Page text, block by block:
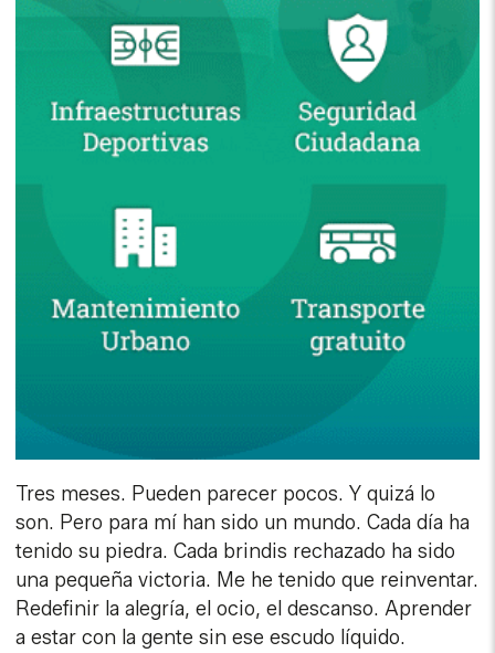
Tres meses. Pueden parecer pocos. Y quizá lo
son. Pero para mí han sido un mundo. Cada día ha
tenido su piedra. Cada brindis rechazado ha sido
una pequeña victoria. Me he tenido que reinventar.
Redefinir la alegría, el ocio, el descanso. Aprender
a estar con la gente sin ese escudo líquido.